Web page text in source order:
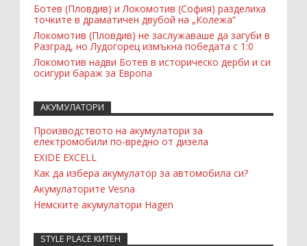
Ботев (Пловдив) и Локомотив (София) разделиха
точките в драматичен двубой на „Колежа“
Локомотив (Пловдив) не заслужаваше да загуби в
Разград, но Лудогорец измъкна победата с 1:0
Локомотив надви Ботев в историческо дерби и си
осигури бараж за Европа
АКУМУЛАТОРИ
Производството на акумулатори за
електромобили по-вредно от дизела
EXIDE EXCELL
Как да избера акумулатор за автомобила си?
Акумулаторите Vesna
Немските акумулатори Hagen
STYLE PLACE КИТЕН